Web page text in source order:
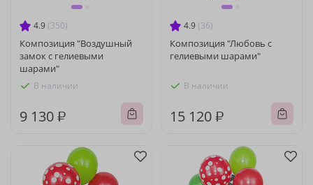
4.9 (350)
Композиция "Воздушный
замок с гелиевыми
шарами"
В наличии
9 130 ₽
4.9 (36)
Композиция "Любовь с
гелиевыми шарами"
В наличии
15 120 ₽